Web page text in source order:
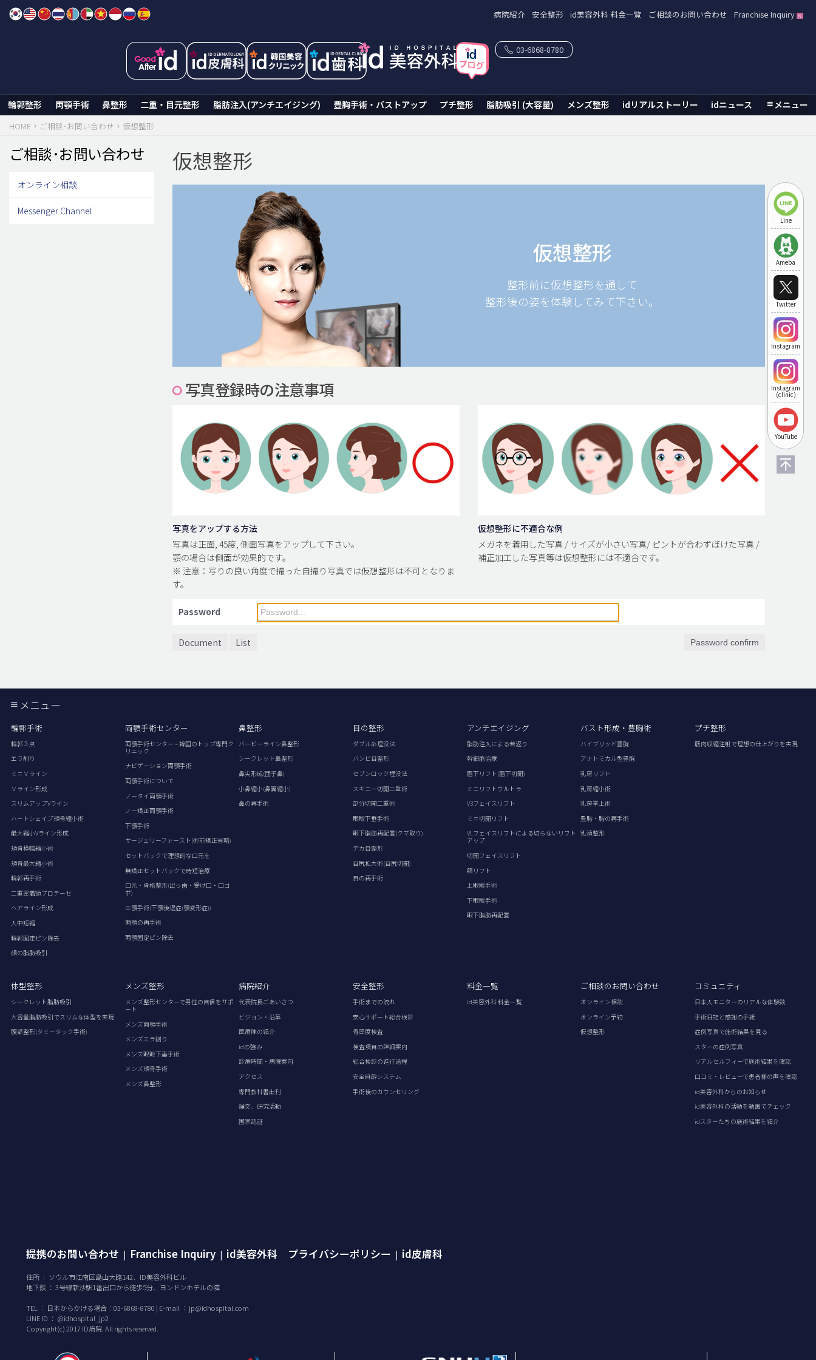
Skip
病院紹介 安全整形 id美容外科 料金一覧 ご相談のお問い合わせ Franchise Inquiry
輪郭整形 両顎手術 鼻整形 二重・目元整形 脂肪注入(アンチエイジング) 豊胸手術・バストアップ プチ整形 脂肪吸引 (大容量) メンズ整形 idリアルストーリー idニュース メニュー
03-6868-8780
Line
Ameba
Twitter
Instagram
Instagram
(clinic)
YouTube
HOME ご相談･お問い合わせ 仮想整形
仮想整形
仮想整形
整形前に仮想整形を通して
整形後の姿を体験してみて下さい。
写真登録時の注意事項
写真をアップする方法
写真は正面, 45度, 側面写真をアップして下さい。
顎の場合は側面が効果的です。
※ 注意：写りの良い角度で撮った自撮り写真では仮想整形は不可となりま
す。
仮想整形に不適合な例
メガネを着用した写真 / サイズが小さい写真/ ピントが合わずぼけた写真 /
補正加工した写真等は仮想整形には不適合です。
Password
Document List Password confirm
ご相談･お問い合わせ
オンライン相談
Messenger Channel
メニュー
輪郭手術
輪郭３点
エラ削り
ミニＶライン
Ｖライン形成
スリムアップVライン
ハートシェイプ頬骨縮小術
最大縮小Vライン形成
頬骨横幅縮小術
頬骨最大縮小術
輪郭再手術
二重密着額プロテーゼ
ヘアライン形成
人中短縮
輪郭固定ピン除去
顔の脂肪吸引
両顎手術センター
両顎手術センター – 韓国のトップ専門ク
リニック
ナビゲーション両顎手術
両顎手術について
ノータイ両顎手術
ノー矯正両顎手術
下顎手術
サージェリーファースト(術前矯正省略)
セットバックで理想的な口元を
無矯正セットバックで時短治療
口元・骨格整形(出っ歯・受け口・口ゴ
ボ)
三顎手術(下顎後退症(顎変形症))
両顎の再手術
両顎固定ピン除去
鼻整形
バービーライン鼻整形
シークレット鼻整形
鼻尖形成(団子鼻)
小鼻縮小(鼻翼縮小)
鼻の再手術
目の整形
ダブル糸埋没法
バンビ目整形
セブンロック埋没法
スキニー切開二重術
部分切開二重術
眼瞼下垂手術
眼下脂肪再配置(クマ取り)
デカ目整形
目尻拡大術(目尻切開)
目の再手術
アンチエイジング
脂肪注入による若返り
幹細胞治療
眉下リフト(眉下切開)
ミニリフトウルトラ
V3フェイスリフト
ミニ切開リフト
VLフェイスリフトによる切らないリフト
アップ
切開フェイスリフト
額リフト
上眼瞼手術
下眼瞼手術
眼下脂肪再配置
バスト形成・豊胸術
ハイブリッド豊胸
アナトミカル型豊胸
乳房リフト
乳房縮小術
乳房挙上術
豊胸・胸の再手術
乳頭整形
プチ整形
筋肉収縮注射で理想の仕上がりを実現
体型整形
シークレット脂肪吸引
大容量脂肪吸引でスリムな体型を実現
腹部整形(タミータック手術)
メンズ整形
メンズ整形センターで男性の自信をサポ
ート
メンズ両顎手術
メンズエラ削り
メンズ眼瞼下垂手術
メンズ頬骨手術
メンズ鼻整形
病院紹介
代表院長ごあいさつ
ビジョン・沿革
医療陣の紹介
idの強み
診療時間・病院案内
アクセス
専門教科書出刊
論文、研究活動
国家認証
安全整形
手術までの流れ
安心サポート総合検診
骨密度検査
検査項目の詳細案内
総合検診の進行過程
安全麻酔システム
手術後のカウンセリング
料金一覧
id美容外科 料金一覧
ご相談のお問い合わせ
オンライン相談
オンライン予約
仮想整形
コミュニティ
日本人モニターのリアルな体験談
手術日記と感謝の手紙
症例写真で施術結果を見る
スターの症例写真
リアルセルフィーで施術結果を確認
口コミ・レビューで患者様の声を確認
id美容外科からのお知らせ
id美容外科の活動を動画でチェック
idスターたちの施術結果を紹介
提携のお問い合わせ | Franchise Inquiry | id美容外科 プライバシーポリシー | id皮膚科
住所 ： ソウル市江南区島山大路142、ID美容外科ビル
地下鉄 ： 3号線新沙駅1番出口から徒歩5分、ヨンドンホテルの隣
TEL ： 日本からかける場合：03-6868-8780 | E-mail ： jp@idhospital.com
LINE ID ： @idhospital_jp2
Copyright(c) 2017 ID病院. All rights reserved.